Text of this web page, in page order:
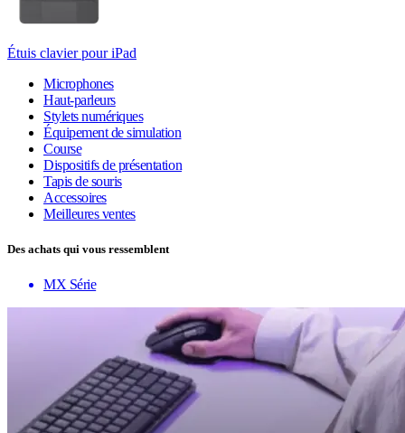
Étuis clavier pour iPad
Microphones
Haut-parleurs
Stylets numériques
Équipement de simulation
Course
Dispositifs de présentation
Tapis de souris
Accessoires
Meilleures ventes
Des achats qui vous ressemblent
MX Série